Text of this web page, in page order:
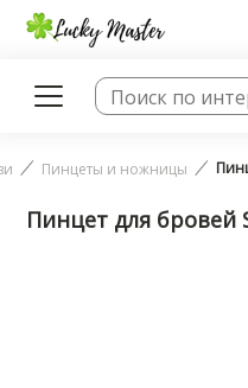
Пинцеты и ножницы
Пинцет для бровей